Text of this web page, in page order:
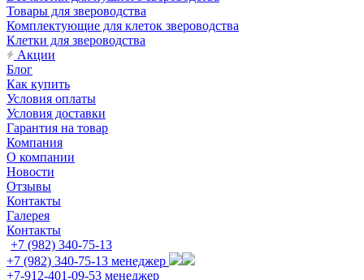
Товары для звероводства
Комплектующие для клеток звероводства
Клетки для звероводства
Акции
Блог
Как купить
Условия оплаты
Условия доставки
Гарантия на товар
Компания
О компании
Новости
Отзывы
Контакты
Галерея
Контакты
+7 (982) 340-75-13
+7 (982) 340-75-13 менеджер
+7-912-401-09-53 менеджер